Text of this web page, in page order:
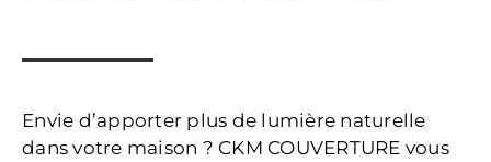
Envie d’apporter plus de lumière naturelle
dans votre maison ? CKM COUVERTURE vous